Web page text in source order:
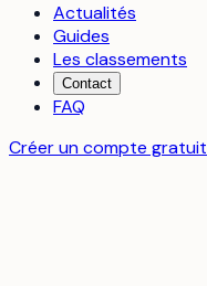
Actualités
Guides
Les classements
Contact
FAQ
Créer un compte gratuit